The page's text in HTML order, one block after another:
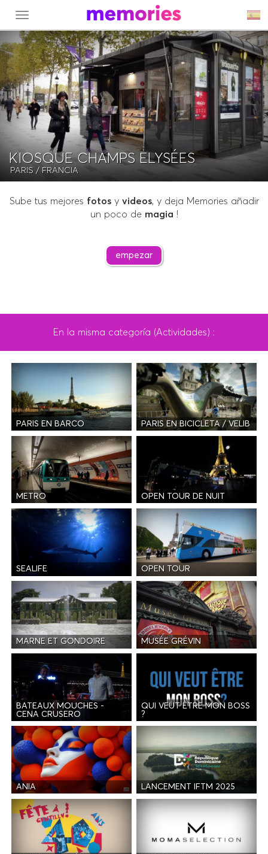
MENU
KIOSQUE CHAMPS ELYSÉES
PARIS/ FRANCIA
Sube tus mejores fotosy videos, y deja Memories añadir
un poco de magia !
empezar
En la misma categoría (Actividades) :
PARIS EN BARCO PARIS EN BICICLETA / VELIB
METRO OPEN TOUR DE NUIT
SEALIFE OPEN TOUR
MARNE ET GONDOIRE MUSÉE GRÉVIN
BATEAUX MOUCHES -
CENA CRUSERO
QUI VEUT ÊTRE MON BOSS
?
ANIA LANCEMENT IFTM 2025